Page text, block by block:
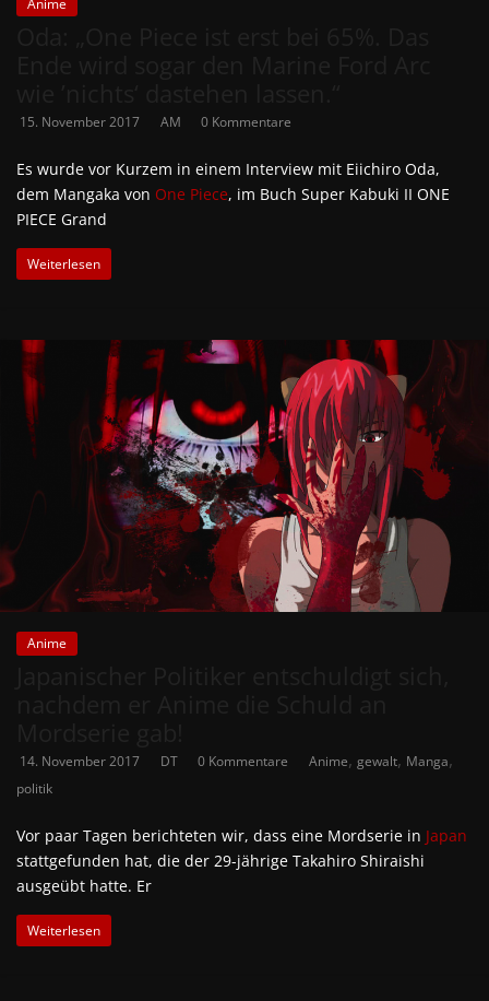
15. November 2017 AM 0 Kommentare
Es wurde vor Kurzem in einem Interview mit Eiichiro Oda,
dem Mangaka von One Piece, im Buch Super Kabuki II ONE
PIECE Grand
Weiterlesen
Anime
14. November 2017 DT 0 Kommentare Anime, gewalt, Manga,
politik
Vor paar Tagen berichteten wir, dass eine Mordserie in Japan
stattgefunden hat, die der 29-jährige Takahiro Shiraishi
ausgeübt hatte. Er
Weiterlesen